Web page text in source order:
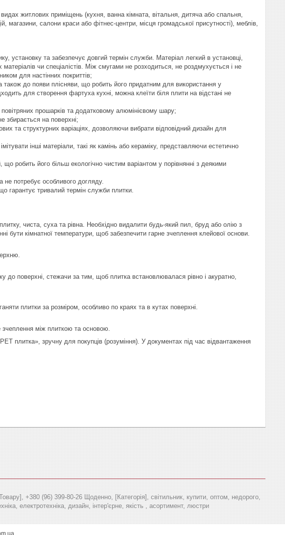
житлових приміщень (кухня, ванна кімната, вітальня, дитяча або спальня,
магазини, салони краси або фітнес-центри, місця громадської присутності), меблів,
установку та забезпечує довгий термін служби. Матеріал легкий в установці,
чи спеціалістів. Між смугами не розходиться, не роздмухується і не
для настінних покриттів;
також до появи плісняви, що робить його придатним для використання у
для створення фартуха кухні, можна клеїти біля плити на відстані не
прошарків та додатковому алюмінієвому шару;
збирається на поверхні;
та структурних варіаціях, дозволяючи вибрати відповідний дизайн для
інші матеріали, такі як камінь або кераміку, представляючи естетично
робить його більш екологічно чистим варіантом у порівнянні з деякими
не потребує особливого догляду.
гарантує тривалий термін служби плитки.
чиста, суха та рівна. Необхідно видалити будь-який пил, бруд або олію з
бути кімнатної температури, щоб забезпечити гарне зчеплення клейової основи.
до поверхні, стежачи за тим, щоб плитка встановлювалася рівно і акуратно,
плитки за розміром, особливо по краях та в кутах поверхні.
зчеплення між плиткою та основою.
плитка», зручну для покупців (розуміння). У документах під час відвантаження
+380 (96) 399-80-26 Щоденно, [Категорія], світильник, купити, оптом, недорого,
електротехніка, дизайн, інтер'єрне, якість , асортимент, люстри